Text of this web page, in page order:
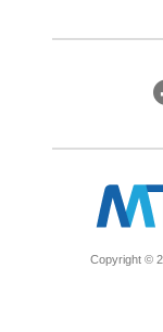
Copyright ©